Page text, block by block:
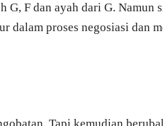
F dan ayah dari G. Namun
proses negosiasi dan